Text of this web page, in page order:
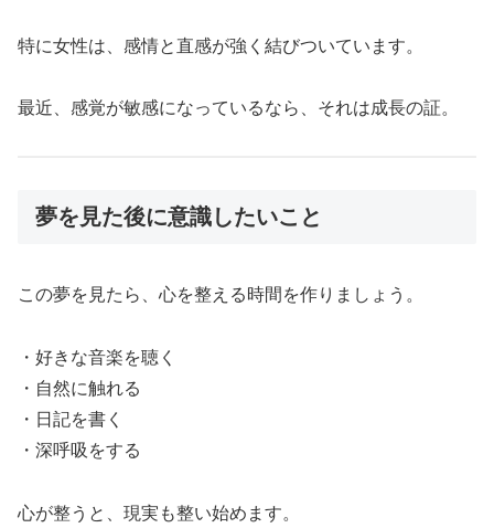
特に女性は、感情と直感が強く結びついています。
最近、感覚が敏感になっているなら、それは成長の証。
夢を見た後に意識したいこと
この夢を見たら、心を整える時間を作りましょう。
・好きな音楽を聴く
・自然に触れる
・日記を書く
・深呼吸をする
心が整うと、現実も整い始めます。